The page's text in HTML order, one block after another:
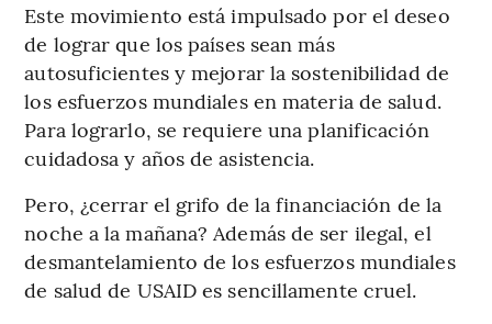
Este movimiento está impulsado por el deseo
de lograr que los países sean más
autosuficientes y mejorar la sostenibilidad de
los esfuerzos mundiales en materia de salud.
Para lograrlo, se requiere una planificación
cuidadosa y años de asistencia.
Pero, ¿cerrar el grifo de la financiación de la
noche a la mañana? Además de ser ilegal, el
desmantelamiento de los esfuerzos mundiales
de salud de USAID es sencillamente cruel.